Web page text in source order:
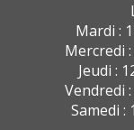
Mardi :
Mercredi
Jeudi :
Vendredi
Samedi :